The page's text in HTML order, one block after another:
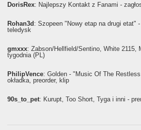
DorisRex: Najlepszy Kontakt z Fanami -
Rohan3d : Szopeen "Nowy etap na drugi etat"
teledysk
gmxxx: Żabson/Hellfield/Sentino, White 2115,
tygodnia (PL)
PhilipVence: Golden - "Music Of The
okładka, preorder, klip
90s_to_pet: Kurupt, Too Short, Tyga i inni -